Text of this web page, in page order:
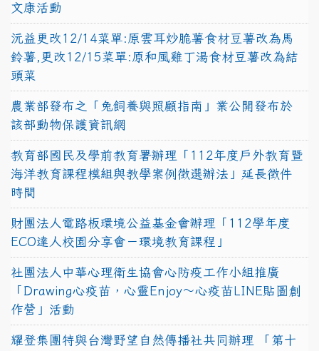
文康活動
沅益更改12/14菜單:原雲耳炒脆薯食材豆薯改為馬
鈴薯,更改12/15菜單:原和風雞丁湯食材豆薯改為結
頭菜
農業部發布之「兔飼養與照顧指南」業公開發布於
該部動物保護資訊網
教育部國民及學前教育署辦理「112年度戶外教育暨
海洋教育課程模組與教學案例徵選辦法」延長徵件
時間
財團法人電路板環境公益基金會辦理「112學年度
ECO達人校園分享會－環境教育課程」
社團法人中華心理衛生協會心防疫工作小組推廣
「Drawing心疫苗，心靈Enjoy〜心疫苗LINE貼圖創
作營」活動
耀登集團特與台灣野望自然傳播社共同辦理 「第十